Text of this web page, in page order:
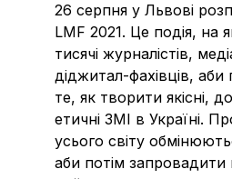
26 серпня у Львові
LMF 2021. Це подія, на
тисячі журналістів,
діджитал-фахівців,
те, як творити якісні,
етичні ЗМІ в Україні.
усього світу
аби потім запровадити